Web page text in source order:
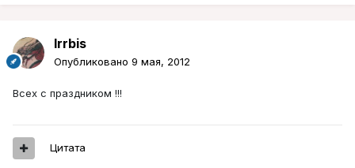
Irrbis
Опубликовано 9 мая, 2012
Всех с праздником !!!
Цитата